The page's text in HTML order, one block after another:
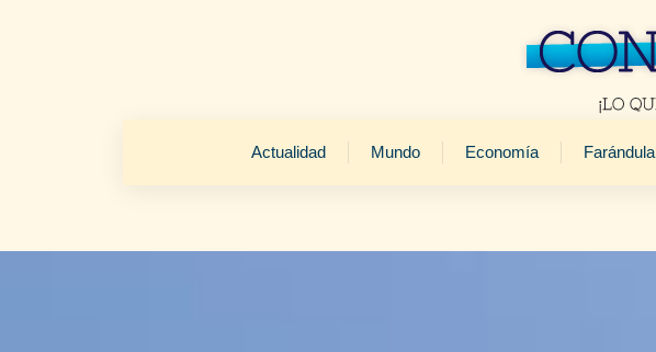
Actualidad Mundo Economía Farándula